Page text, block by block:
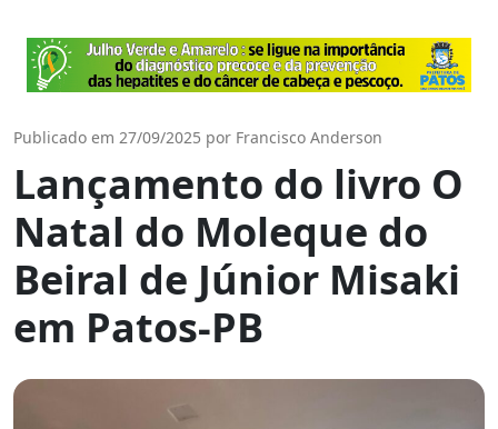
Publicado em 27/09/2025 por Francisco Anderson
Lançamento do livro O
Natal do Moleque do
Beiral de Júnior Misaki
em Patos-PB